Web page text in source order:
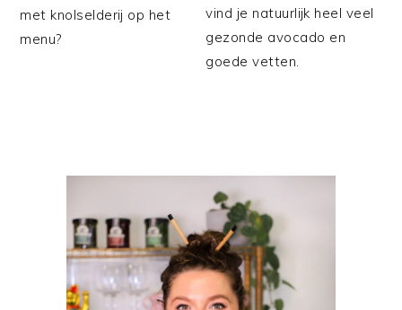
met knolselderij op het
menu?
vind je natuurlijk heel veel
gezonde avocado en
goede vetten.